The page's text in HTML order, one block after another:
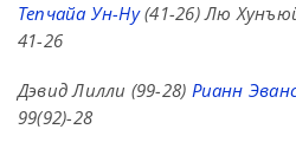
Тепчайа Ун-Ну(41-26) Лю
41-26
Дэвид Лилли (99-28) Рианн
99(92)-28